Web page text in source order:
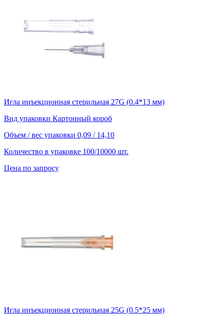
Игла инъекционная стерильная 27G (0.4*13 мм)
Вид упаковки Картонный короб
Объем / вес упаковки 0,09 / 14,10
Количество в упаковке 100/10000 шт.
Цена по запросу
Игла инъекционная стерильная 25G (0.5*25 мм)